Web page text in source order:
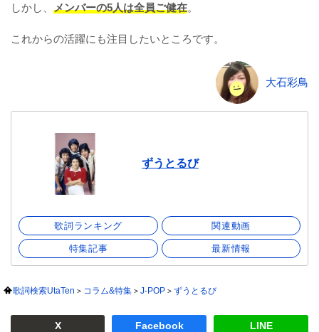
しかし、 メンバーの5人は全員ご健在。
これからの活躍にも注目したいところです。
大石彩鳥
ずうとるび
歌詞ランキング 関連動画
特集記事 最新情報
歌詞検索UtaTen コラム&特集 J-POP ずうとるび
X Facebook LINE